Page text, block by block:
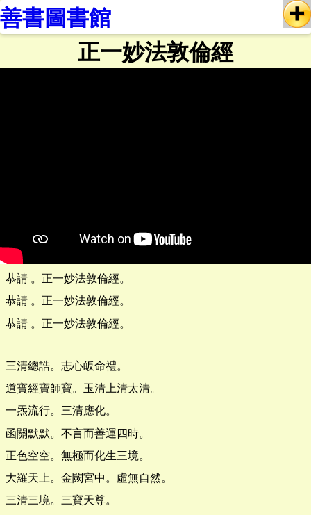
善書圖書館
正一妙法敦倫經
恭請 。正一妙法敦倫經。
恭請 。正一妙法敦倫經。
恭請 。正一妙法敦倫經。
三清總誥。志心皈命禮。
道寶經寶師寶。玉清上清太清。
一炁流行。三清應化。
函關默默。不言而善運四時。
正色空空。無極而化生三境。
大羅天上。金闕宮中。虛無自然。
三清三境。三寶天尊。